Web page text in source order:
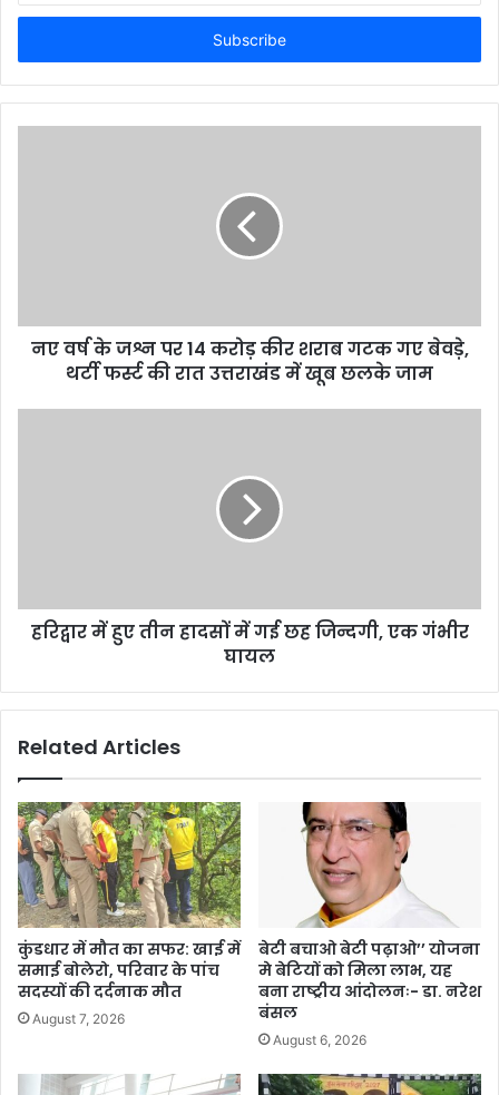
Email
नए वर्ष के जश्न पर 14 करोड़ कीर शराब गटक गए बेवड़े,
थर्टी फर्स्ट की रात उत्तराखंड में खूब छलके जाम
हरिद्वार में हुए तीन हादसों में गई छह जिन्दगी, एक गंभीर
घायल
Related Articles
कुंडधार में मौत का सफर: खाई में
समाई बोलेरो, परिवार के पांच
सदस्यों की दर्दनाक मौत
August 7, 2026
बेटी बचाओ बेटी पढ़ाओ’’ योजना
मे बेटियों को मिला लाभ, यह
बना राष्ट्रीय आंदोलनः- डा. नरेश
बंसल
August 6, 2026